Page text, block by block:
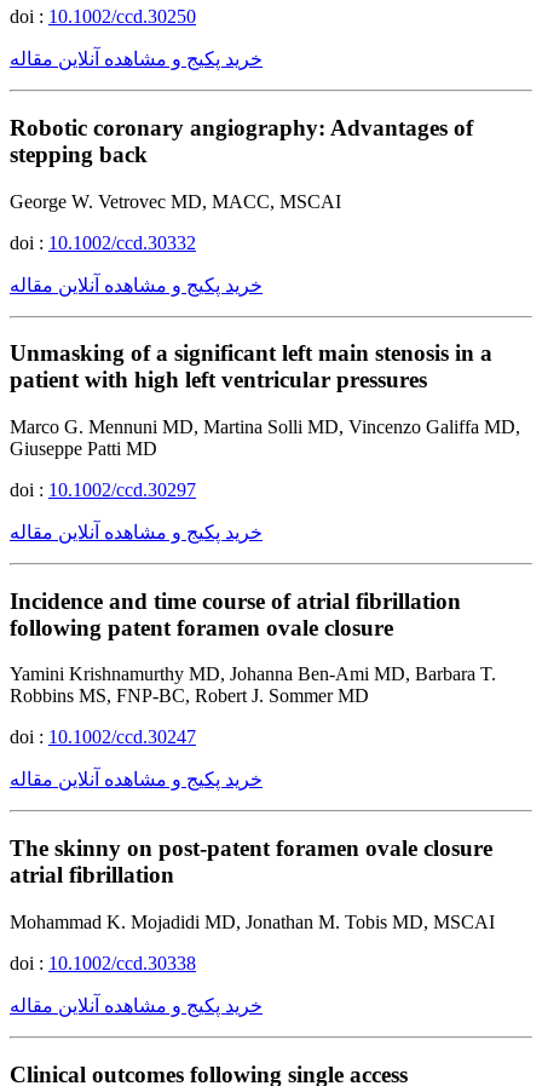
doi : 10.1002/ccd.30250
خرید پکیج و مشاهده آنلاین مقاله
Robotic coronary angiography: Advantages of
stepping back
George W. Vetrovec MD, MACC, MSCAI
doi : 10.1002/ccd.30332
خرید پکیج و مشاهده آنلاین مقاله
Unmasking of a significant left main stenosis in a
patient with high left ventricular pressures
Marco G. Mennuni MD, Martina Solli MD, Vincenzo Galiffa MD,
Giuseppe Patti MD
doi : 10.1002/ccd.30297
خرید پکیج و مشاهده آنلاین مقاله
Incidence and time course of atrial fibrillation
following patent foramen ovale closure
Yamini Krishnamurthy MD, Johanna Ben-Ami MD, Barbara T.
Robbins MS, FNP-BC, Robert J. Sommer MD
doi : 10.1002/ccd.30247
خرید پکیج و مشاهده آنلاین مقاله
The skinny on post-patent foramen ovale closure
atrial fibrillation
Mohammad K. Mojadidi MD, Jonathan M. Tobis MD, MSCAI
doi : 10.1002/ccd.30338
خرید پکیج و مشاهده آنلاین مقاله
Clinical outcomes following single access